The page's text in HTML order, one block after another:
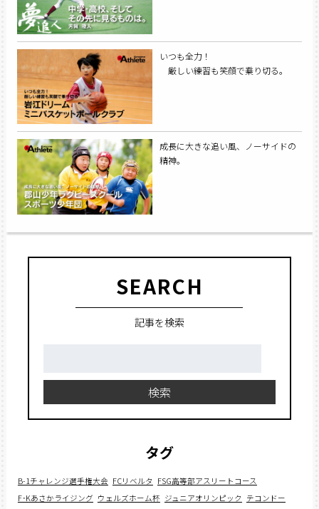
いつも全力！
厳しい練習も笑顔で乗り切る。
成長に大きな追い風、ノーサイドの
精神。
SEARCH
記事を検索
検索
タグ
B-1チャレンジ選手権大会 FCリベルタ FSG高等部アスリートコース
F･Kあさかライジング ウェルズホーム杯 ジュニアオリンピック テコンドー